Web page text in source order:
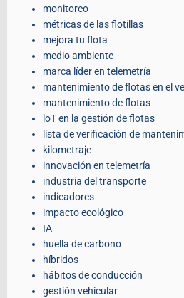
monitoreo
métricas de las flotillas
mejora tu flota
medio ambiente
marca líder en telemetría
mantenimiento de flotas en el
mantenimiento de flotas
loT en la gestión de flotas
lista de verificación de
kilometraje
innovación en telemetría
industria del transporte
indicadores
impacto ecológico
IA
huella de carbono
híbridos
hábitos de conducción
gestión vehicular